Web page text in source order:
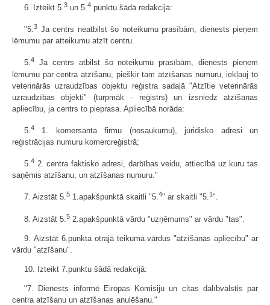
6. Izteikt 5. 3 un 5. 4 punktu šādā redakcijā:
"5.3 Ja centrs neatbilst šo noteikumu prasībām, dienests pieņem
lēmumu par atteikumu atzīt centru.
5.4
Ja centrs atbilst šo noteikumu prasībām, dienests pieņem
lēmumu par centra atzīšanu, piešķir tam atzīšanas numuru, iekļauj to
veterinārās uzraudzības objektu reģistra sadaļā "Atzītie veterinārās
uzraudzības objekti" (turpmāk - reģistrs) un izsniedz atzīšanas
apliecību, ja centrs to pieprasa. Apliecībā norāda:
5. 4
1. komersanta firmu (nosaukumu), juridisko adresi un
reģistrācijas numuru komercreģistrā;
5.4 2. centra faktisko adresi, darbības veidu, attiecībā uz kuru tas
saņēmis atzīšanu, un atzīšanas numuru."
7. Aizstāt 5.5 1.apakšpunktā skaitli "5.4" ar skaitli "5.1 ".
8. Aizstāt 5. 5 2.apakšpunktā vārdu "uzņēmums" ar vārdu "tas".
9. Aizstāt 6.punkta otrajā teikumā vārdus "atzīšanas apliecību" ar
vārdu "atzīšanu".
10. Izteikt 7.punktu šādā redakcijā:
"7. Dienests informē Eiropas Komisiju un citas dalībvalstis par
centra atzīšanu un atzīšanas anulēšanu."